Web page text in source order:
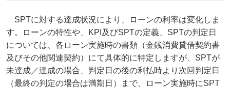
SPTに対する達成状況により、ローンの利率は変化しま
す。ローンの特性や、KPI及びSPTの定義、SPTの判定日
については、各ローン実施時の書類（金銭消費貸借契約書
及びその他関連契約）にて具体的に特定しますが、SPTが
未達成／達成の場合、判定日の後の利払時より次回判定日
（最終の判定の場合は満期日）まで、ローン実施時にSPT